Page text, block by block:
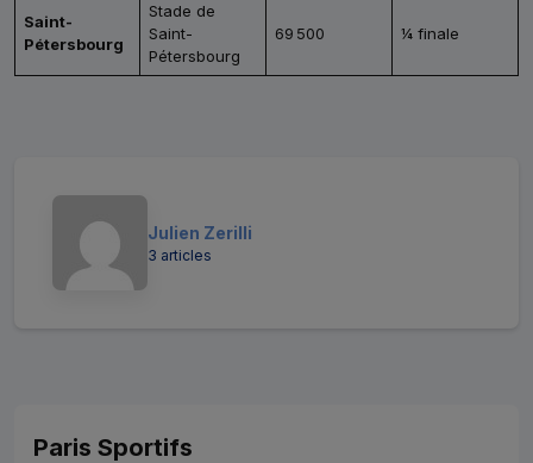
Saint-
Pétersbourg
Stade de
Saint-
Pétersbourg
69 500 ¼ finale
Julien Zerilli
3 articles
Paris Sportifs